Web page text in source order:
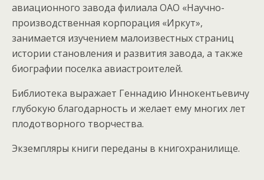
авиационного завода филиала ОАО «Научно-
производственная корпорация «Иркут»,
занимается изучением малоизвестных страниц
истории становления и развития завода, а также
биографии поселка авиастроителей.
Библиотека выражает Геннадию Иннокентьевичу
глубокую благодарность и желает ему многих лет
плодотворного творчества.
Экземпляры книги переданы в книгохранилище.